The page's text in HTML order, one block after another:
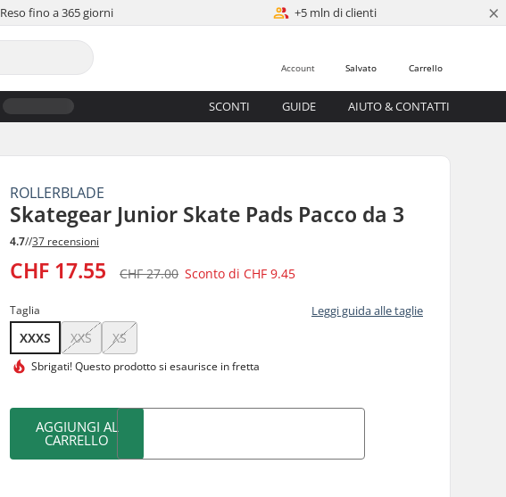
Reso fino a 365 giorni +5 mln di clienti ×
Carrello
Salvato
Account
SCONTI GUIDE AIUTO & CONTATTI
ROLLERBLADE
Skategear Junior Skate Pads Pacco da 3
4.7//37 recensioni
CHF 17.55 CHF 27.00 Sconto diCHF 9.45
Taglia Leggi guida alle taglie
XXXS XXS XS
Sbrigati! Questo prodottosi esaurisce in fretta
AGGIUNGI AL
CARRELLO